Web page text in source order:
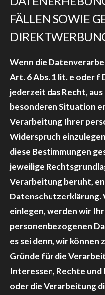
FÄLLEN SOWIE
Wenn die
Art. 6 Abs. 1 lit. e oder f
jederzeit das Recht,
besonderen Situation
Verarbeitung Ihrer
Widerspruch
diese Bestimmungen
jeweilige
Verarbeitung beruht,
Datenschutzerklärung.
einlegen, werden wir
personenbezogenen
es sei denn, wir
Gründe für die
Interessen, Rechte
oder die Verarbeitung